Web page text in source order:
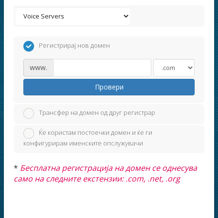
Регистрирај нов домен
www.
Провери
Трансфер на домен од друг регистрар
Ќе користам постоечки домен и ќе ги
конфигурирам именските опслужувачи
* Бесплатна регистрација на домен се однесува
само на следните екстензии: .com, .net, .org